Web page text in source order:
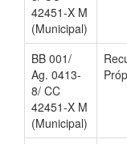
42451-X M
(Municipal)
BB 001/
Ag. 0413-
8/ CC
42451-X M
(Municipal)